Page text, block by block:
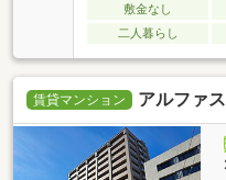
敷金なし
二人暮らし
賃貸マンション アルファ